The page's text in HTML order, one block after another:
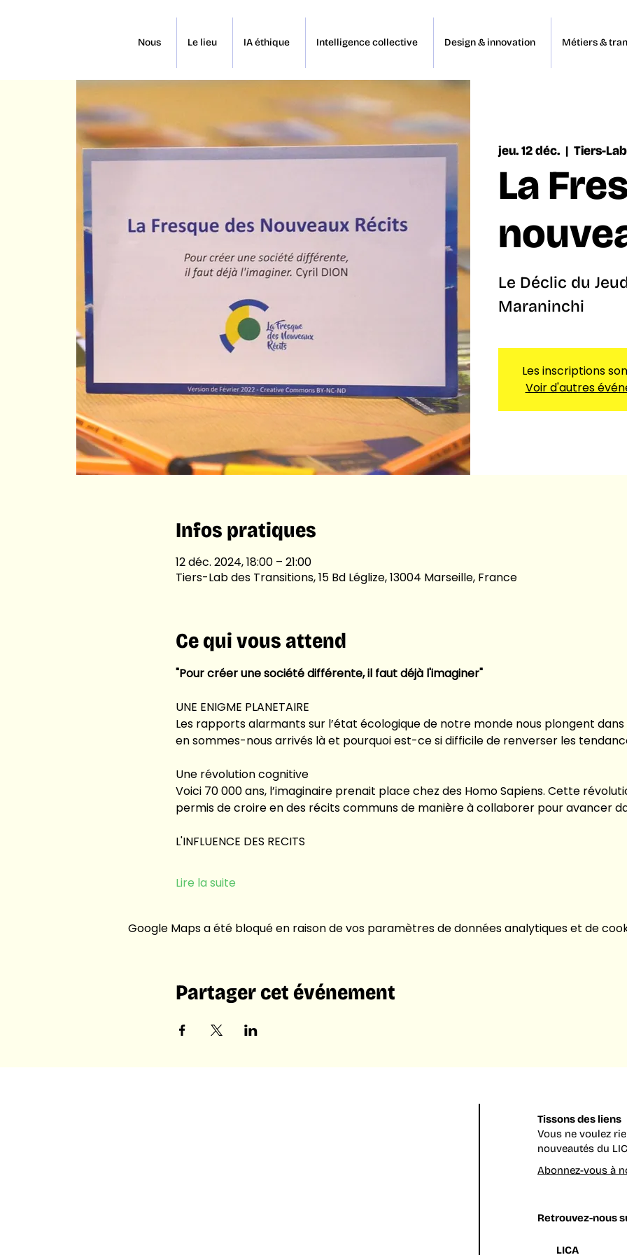
Nous Le lieu IA éthique Intelligence collective Design & innovation Métiers &
jeu. 12 déc.
  |
Tiers-
La
Le Déclic du
Maraninchi
Les inscriptions
Voir d'autres
Infos pratiques
12 déc. 2024, 18:00 – 21:00
Tiers-Lab des Transitions, 15 Bd Léglize, 13004 Marseille, France
Ce qui vous attend
"Pour créer une société différente, il faut déjà l'imaginer"
UNE ENIGME PLANETAIRE
Les rapports alarmants sur l’état écologique de notre monde nous plongent
en sommes-nous arrivés là et pourquoi est-ce si difficile de renverser les
Une révolution cognitive
Voici 70 000 ans, l’imaginaire prenait place chez des Homo Sapiens. Cette
permis de croire en des récits communs de manière à collaborer pour avancer
L'INFLUENCE DES RECITS
Lire la suite
Google Maps a été bloqué en raison de vos paramètres de données analytiques et de
Partager cet événement
Tissons des liens
Vous ne voulez
nouveautés du
Abonnez-vous à
Retrouvez-nous
LICA